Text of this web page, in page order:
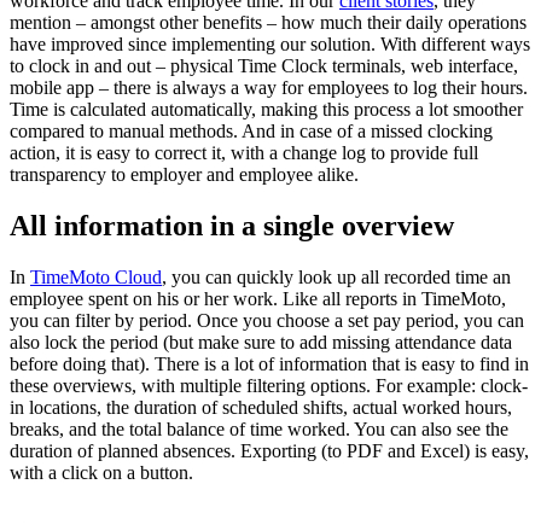
mention – amongst other benefits – how much their daily operations
have improved since implementing our solution. With different ways
to clock in and out – physical Time Clock terminals, web interface,
mobile app – there is always a way for employees to log their hours.
Time is calculated automatically, making this process a lot smoother
compared to manual methods. And in case of a missed clocking
action, it is easy to correct it, with a change log to provide full
transparency to employer and employee alike.
All information in a single overview
In TimeMoto Cloud, you can quickly look up all recorded time an
employee spent on his or her work. Like all reports in TimeMoto,
you can filter by period. Once you choose a set pay period, you can
also lock the period (but make sure to add missing attendance data
before doing that). There is a lot of information that is easy to find in
these overviews, with multiple filtering options. For example: clock-
in locations, the duration of scheduled shifts, actual worked hours,
breaks, and the total balance of time worked. You can also see the
duration of planned absences. Exporting (to PDF and Excel) is easy,
with a click on a button.